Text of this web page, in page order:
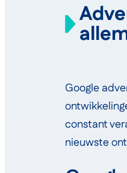
Google
constant
nieuwste